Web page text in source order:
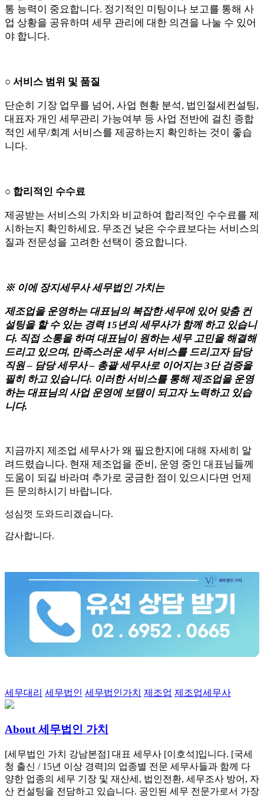
통 능력이 중요합니다. 정기적인 미팅이나 보고를 통해 사
업 상황을 공유하며 세무 관리에 대한 의견을 나눌 수 있어
야 합니다.
○ 서비스 범위 및 품질
단순히 기장 업무를 넘어, 사업 현황 분석, 법인절세컨설팅,
대표자 개인 세무관리 가능여부 등 사업 전반에 걸친 종합
적인 세무/회계 서비스를 제공하는지 확인하는 것이 좋습
니다.
○ 합리적인 수수료
제공받는 서비스의 가치와 비교하여 합리적인 수수료를 제
시하는지 확인하세요. 무조건 낮은 수수료보다는 서비스의
질과 전문성을 고려한 선택이 중요합니다.
※ 이에 장지세무사 세무법인 가치는
제조업을 운영하는 대표님의 복잡한 세무에 있어 맞춤 컨
설팅을 할 수 있는 경력 15년의 세무사가 함께 하고 있습니
다. 직접 소통을 하며 대표님이 원하는 세무 고민을 해결해
드리고 있으며, 만족스러운 세무 서비스를 드리고자 담당
직원 – 담당 세무사 – 총괄 세무사로 이어지는 3단 검증을
필히 하고 있습니다. 이러한 서비스를 통해 제조업을 운영
하는 대표님의 사업 운영에 보탬이 되고자 노력하고 있습
니다.
지금까지 제조업 세무사가 왜 필요한지에 대해 자세히 알
려드렸습니다. 현재 제조업을 준비, 운영 중인 대표님들께
도움이 되길 바라며 추가로 궁금한 점이 있으시다면 언제
든 문의하시기 바랍니다.
성심껏 도와드리겠습니다.
감사합니다.
Tags:
세무대리 세무법인 세무법인가치 제조업 제조업세무사
About 세무법인 가치
[세무법인 가치 강남본점] 대표 세무사 [이호석]입니다. [국세
청 출신 / 15년 이상 경력]의 업종별 전문 세무사들과 함께 다
양한 업종의 세무 기장 및 재산세, 법인전환, 세무조사 방어, 자
산 컨설팅을 전담하고 있습니다. 공인된 세무 전문가로서 가장